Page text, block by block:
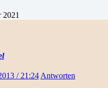
2021
/ 21:24 Antworten